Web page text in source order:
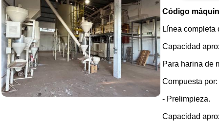
Código
Línea completa
Capacidad
Para harina de
Compuesta por:
- Prelimpieza.
Capacidad